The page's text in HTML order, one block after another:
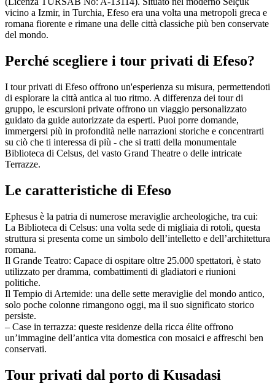
vicino a Izmir, in Turchia, Efeso era una volta una metropoli greca e
romana fiorente e rimane una delle città classiche più ben conservate
del mondo.
Perché scegliere i tour privati di Efeso?
I tour privati di Efeso offrono un'esperienza su misura, permettendoti
di esplorare la città antica al tuo ritmo. A differenza dei tour di
gruppo, le escursioni private offrono un viaggio personalizzato
guidato da guide autorizzate da esperti. Puoi porre domande,
immergersi più in profondità nelle narrazioni storiche e concentrarti
su ciò che ti interessa di più - che si tratti della monumentale
Biblioteca di Celsus, del vasto Grand Theatre o delle intricate
Terrazze.
Le caratteristiche di Efeso
Ephesus è la patria di numerose meraviglie archeologiche, tra cui:
La Biblioteca di Celsus: una volta sede di migliaia di rotoli, questa
struttura si presenta come un simbolo dell’intelletto e dell’architettura
romana.
Il Grande Teatro: Capace di ospitare oltre 25.000 spettatori, è stato
utilizzato per dramma, combattimenti di gladiatori e riunioni
politiche.
Il Tempio di Artemide: una delle sette meraviglie del mondo antico,
solo poche colonne rimangono oggi, ma il suo significato storico
persiste.
– Case in terrazza: queste residenze della ricca élite offrono
un’immagine dell’antica vita domestica con mosaici e affreschi ben
conservati.
Tour privati dal porto di Kusadasi